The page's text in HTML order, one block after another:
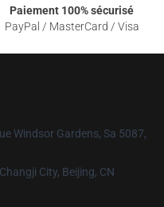
Paiement 100% sécurisé
PayPal / MasterCard / Visa
Windsor Gardens, Sa 5087,
City, Beijing, CN